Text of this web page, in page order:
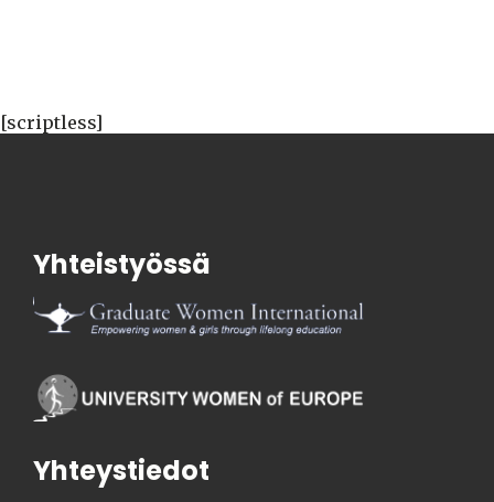
[scriptless]
Yhteistyössä
Yhteystiedot